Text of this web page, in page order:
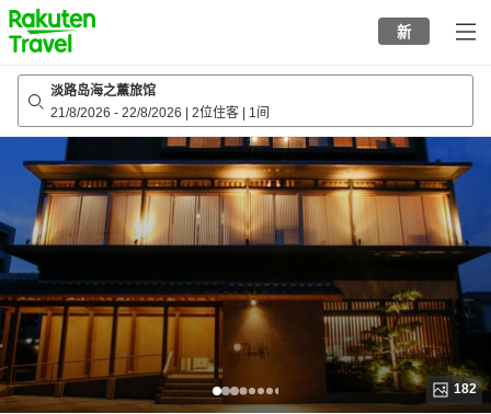
to
top
page
新
淡路岛海之薫旅馆
21/8/2026 - 22/8/2026 2位住客 1间
182